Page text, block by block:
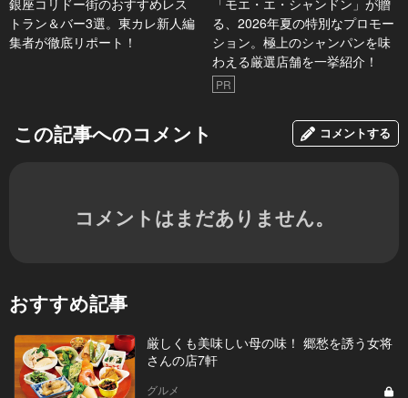
銀座コリドー街のおすすめレス
トラン＆バー3選。東カレ新人編
集者が徹底リポート！
「モエ・エ・シャンドン」が贈
る、2026年夏の特別なプロモー
ション。極上のシャンパンを味
わえる厳選店舗を一挙紹介！
PR
この記事へのコメント コメントする
コメントはまだありません。
おすすめ記事
厳しくも美味しい母の味！ 郷愁を誘う女将
さんの店7軒
グルメ